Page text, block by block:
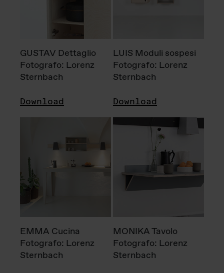
GUSTAV Dettaglio
Fotografo: Lorenz
Sternbach
Download
LUIS Moduli sospesi
Fotografo: Lorenz
Sternbach
Download
EMMA Cucina
Fotografo: Lorenz
Sternbach
MONIKA Tavolo
Fotografo: Lorenz
Sternbach